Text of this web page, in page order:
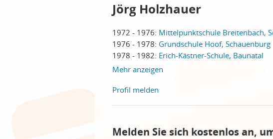
Jörg Holzhauer
1972 - 1976: Mittelpunktschule Breitenbach,
1976 - 1978: Grundschule Hoof, Schauenburg
1978 - 1982: Erich-Kästner-Schule, Baunatal
Mehr anzeigen
Profil melden
Melden Sie sich kostenlos an,